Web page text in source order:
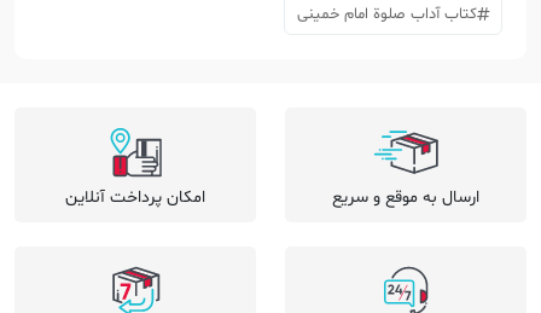
کتاب آداب صلوة امام خمینی
ارسال به موقع و سریع امکان پرداخت آنلاین